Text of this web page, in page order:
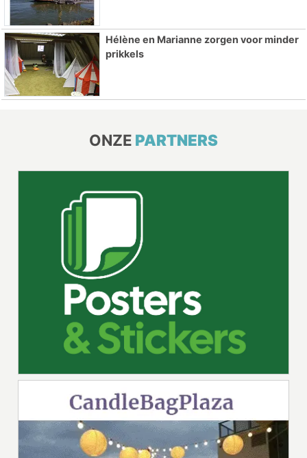
Hélène en Marianne zorgen voor minder
prikkels
ONZE PARTNERS